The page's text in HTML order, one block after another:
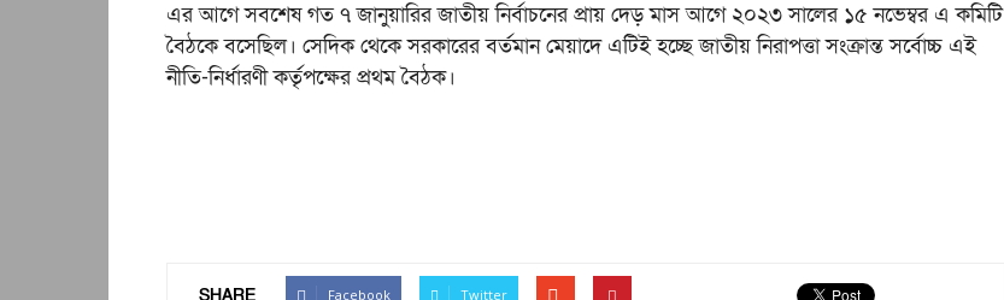
এর আগে সবশেষ গত ৭ জানুয়ারির জাতীয় নির্বাচনের প্রায় দেড় মাস আগে ২০২৩ সালের ১৫ নভেম্বর এ কমিটি
বৈঠকে বসেছিল। সেদিক থেকে সরকারের বর্তমান মেয়াদে এটিই হচ্ছে জাতীয় নিরাপত্তা সংক্রান্ত সর্বোচ্চ এই
নীতি-নির্ধারণী কর্তৃপক্ষের প্রথম বৈঠক।
SHARE Facebook Twitter